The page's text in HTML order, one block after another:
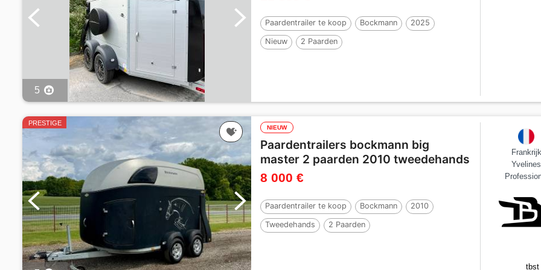
5
Paardentrailer te koop Bockmann 2025
Nieuw 2 Paarden
PRESTIGE
NIEUW
Paardentrailers bockmann big
master 2 paarden 2010 tweedehands
8 000 €
Paardentrailer te koop Bockmann 2010
Tweedehands 2 Paarden
Frankrijk
Yvelines
tbst